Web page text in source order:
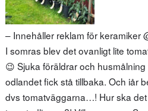
– Innehåller reklam för keramiker
I somras blev det ovanligt lite
😉 Sjuka föräldrar och
odlandet fick stå tillbaka. Och iår
dvs tomatväggarna…! Hur ska